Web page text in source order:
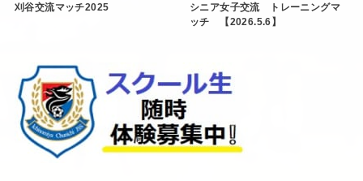
刈谷交流マッチ2025
シニア女子交流 トレーニングマ
ッチ 【2026.5.6】